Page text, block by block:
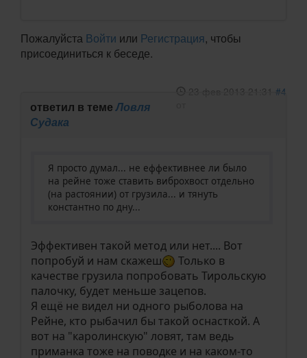
Пожалуйста Войти или Регистрация, чтобы
присоединиться к беседе.
23 фев 2013 21:31
#4
ответил в темеЛовля
Судака
Я просто думал... не еффективнее ли было
на рейне тоже ставить виброхвост отдельно
(на растоянии) от грузила... и тянуть
константно по дну...
Эффективен такой метод или нет.... Вот
попробуй и нам скажеш
Только в
качестве грузила попробовать Тирольскую
палочку, будет меньше зацепов.
Я ещё не видел ни одного рыболова на
Рейне, кто рыбачил бы такой оснасткой. А
вот на "каролинскую" ловят, там ведь
приманка тоже на поводке и на каком-то